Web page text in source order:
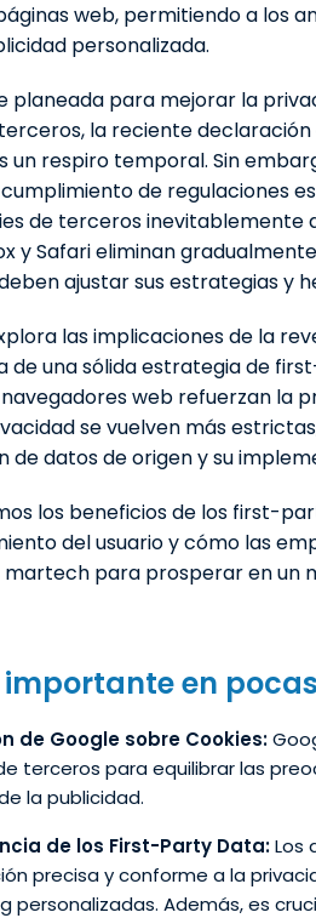
web, permitiendo a los
personalizada.
planeada para mejorar la
la reciente
un respiro temporal. Sin
de regulaciones
de terceros inevitablemente
y Safari eliminan
ajustar sus estrategias y
las implicaciones de la
de una sólida estrategia de
web refuerzan la
se vuelven más
de datos de origen y su
los beneficios de los first-
del usuario y cómo las
para prosperar en un
importante en
de Google sobre Cookies:
terceros para equilibrar las
la publicidad.
de los First-Party Data:Los
precisa y conforme a la
personalizadas. Además, es